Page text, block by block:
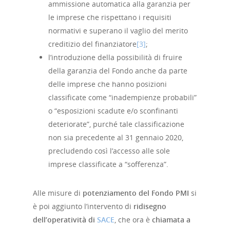
ammissione automatica alla garanzia per
le imprese che rispettano i requisiti
normativi e superano il vaglio del merito
creditizio del finanziatore[3];
l’introduzione della possibilità di fruire
della garanzia del Fondo anche da parte
delle imprese che hanno posizioni
classificate come “inadempienze probabili”
o “esposizioni scadute e/o sconfinanti
deteriorate”, purché tale classificazione
non sia precedente al 31 gennaio 2020,
precludendo così l’accesso alle sole
imprese classificate a “sofferenza”.
Alle misure di potenziamento del Fondo PMI si
è poi aggiunto l’intervento di ridisegno
dell’operatività di SACE, che ora è chiamata a